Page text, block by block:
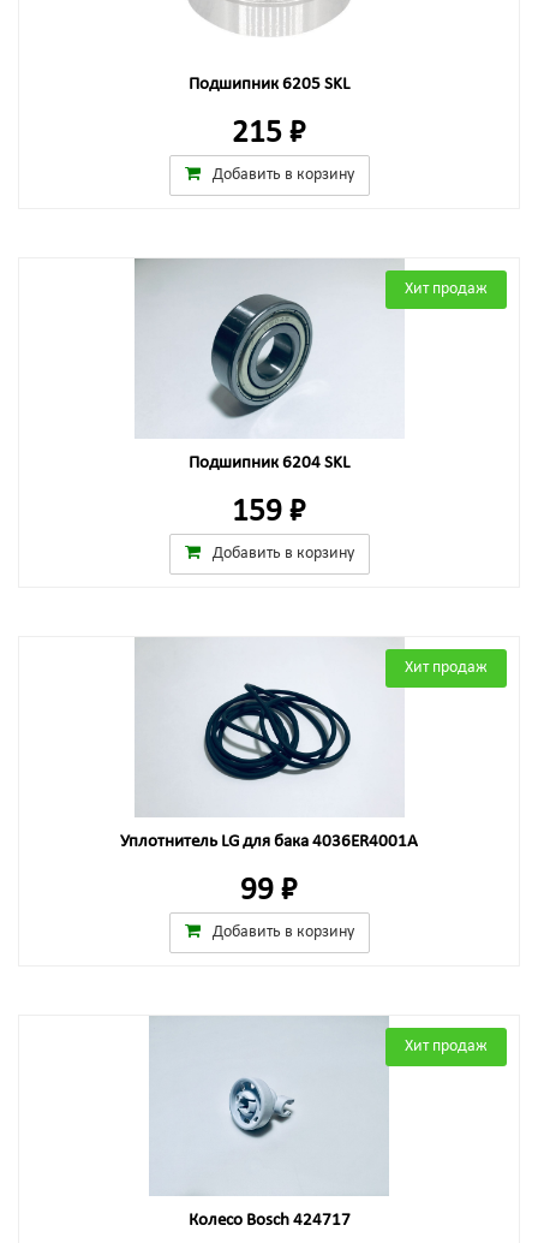
Подшипник 6205 SKL
215 ₽
Добавить в корзину
Хит продаж
Подшипник 6204 SKL
159 ₽
Добавить в корзину
Хит продаж
Уплотнитель LG для бака 4036ER4001A
99 ₽
Добавить в корзину
Хит продаж
Колесо Bosch 424717